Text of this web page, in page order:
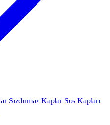
Sızdırmaz Kaplar Sos Kapları